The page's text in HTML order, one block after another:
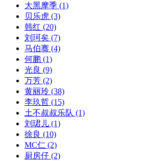
大黑摩季 (1)
贝乐虎 (3)
韩红 (20)
刘珂矣 (7)
马伯骞 (4)
何鹏 (1)
光良 (9)
万芳 (2)
黄丽玲 (38)
李玖哲 (15)
土不叔叔乐队 (1)
刘珺儿 (1)
徐良 (10)
MC仁 (2)
厨房仔 (2)